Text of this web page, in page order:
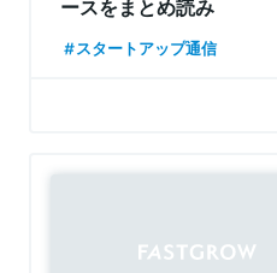
ースをまとめ読み
スタートアップ通信